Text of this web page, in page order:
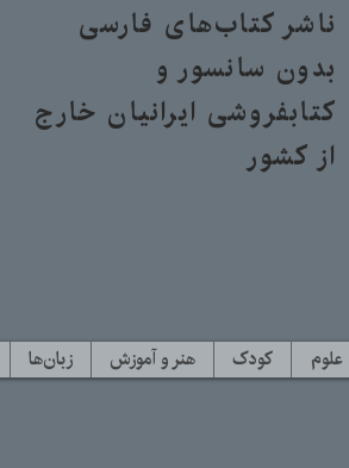
ناشر کتاب‌های فارسی
بدون سانسور و
کتابفروشی ایرانیان خارج
از کشور
علوم کودک هنر و آموزش زبان‌ها